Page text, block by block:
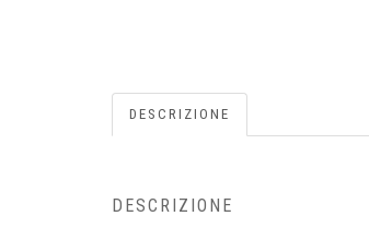
DESCRIZIONE
DESCRIZIONE